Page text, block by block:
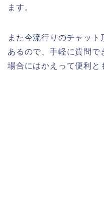
ます。
また今流行りのチャッ
あるので、手軽に質問で
場合にはかえって便利と